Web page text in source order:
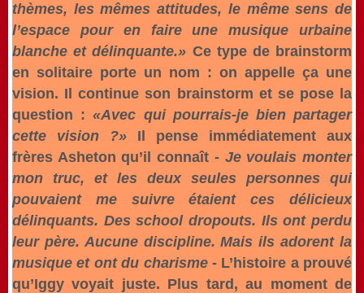
thèmes, les mêmes attitudes, le même sens de
l’espace pour en faire une musique urbaine
blanche et délinquante.» Ce type de brainstorm
en solitaire porte un nom : on appelle ça une
vision. Il continue son brainstorm et se pose la
question :«Avec qui pourrais-je bien partager
cette vision ?» Il pense immédiatement aux
frères Asheton qu’il connaît - Je voulais monter
mon truc, et les deux seules personnes qui
pouvaient me suivre étaient ces délicieux
délinquants. Des school dropouts. Ils ont perdu
leur père. Aucune discipline. Mais ils adorent la
musique et ont du charisme- L’histoire a prouvé
qu’Iggy voyait juste. Plus tard, au moment de